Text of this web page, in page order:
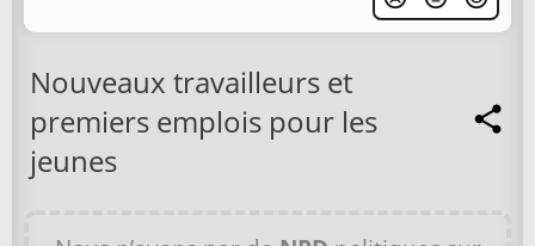
Nouveaux travailleurs et
premiers emplois pour les
jeunes